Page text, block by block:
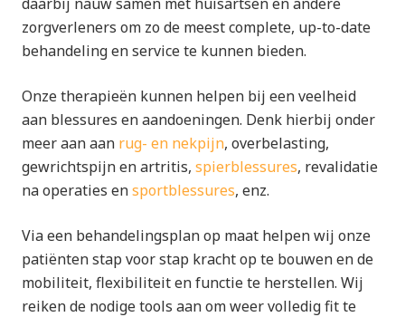
zorgverleners om zo de meest complete, up-to-date
behandeling en service te kunnen bieden.
Onze therapieën kunnen helpen bij een veelheid
aan blessures en aandoeningen. Denk hierbij onder
meer aan aan rug- en nekpijn, overbelasting,
gewrichtspijn en artritis, spierblessures, revalidatie
na operaties ensportblessures, enz.
Via een behandelingsplan op maat helpen wij onze
patiënten stap voor stap kracht op te bouwen en de
mobiliteit, flexibiliteit en functie te herstellen. Wij
reiken de nodige tools aan om weer volledig fit te